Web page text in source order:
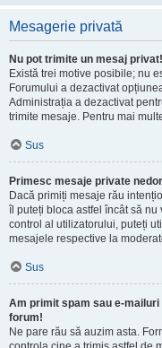
Mesagerie privată
Nu pot trimite un mesaj privat!
Există trei motive posibile; nu
Forumului a dezactivat
Administrația a dezactivat
trimite mesaje. Pentru mai
Sus
Primesc mesaje private
Dacă primiți mesaje rău
îl puteți bloca astfel încât să
control al utilizatorului, puteți
mesajele respective la
Sus
Am primit spam sau e-
forum!
Ne pare rău să auzim asta.